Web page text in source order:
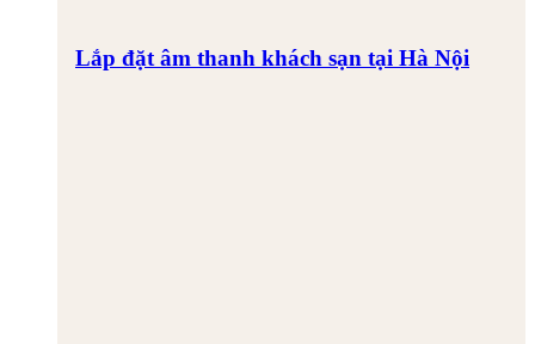
Lắp đặt âm thanh khách sạn tại Hà Nội